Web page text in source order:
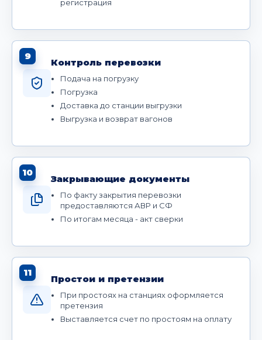
регистрация
9
Контроль перевозки
Подача на погрузку
Погрузка
Доставка до станции выгрузки
Выгрузка и возврат вагонов
10
Закрывающие документы
По факту закрытия перевозки
предоставляются АВР и СФ
По итогам месяца - акт сверки
11
Простои и претензии
При простоях на станциях оформляется
претензия
Выставляется счет по простоям на оплату